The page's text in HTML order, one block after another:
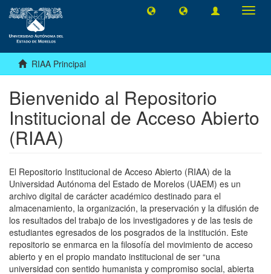
RIAA Principal
Bienvenido al Repositorio
Institucional de Acceso Abierto
(RIAA)
El Repositorio Institucional de Acceso Abierto (RIAA) de la
Universidad Autónoma del Estado de Morelos (UAEM) es un
archivo digital de carácter académico destinado para el
almacenamiento, la organización, la preservación y la difusión de
los resultados del trabajo de los investigadores y de las tesis de
estudiantes egresados de los posgrados de la institución. Este
repositorio se enmarca en la filosofía del movimiento de acceso
abierto y en el propio mandato institucional de ser “una
universidad con sentido humanista y compromiso social, abierta